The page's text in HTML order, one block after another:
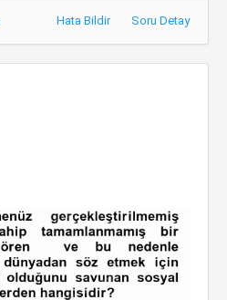
Hata Bildir Soru Detay